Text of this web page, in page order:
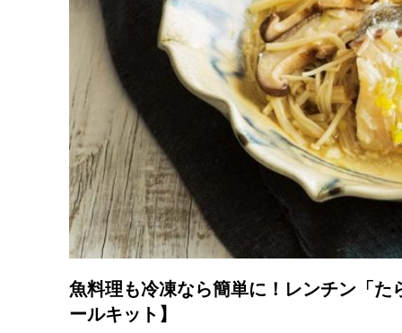
魚料理も冷凍なら簡単に！レンチン「
ールキット】